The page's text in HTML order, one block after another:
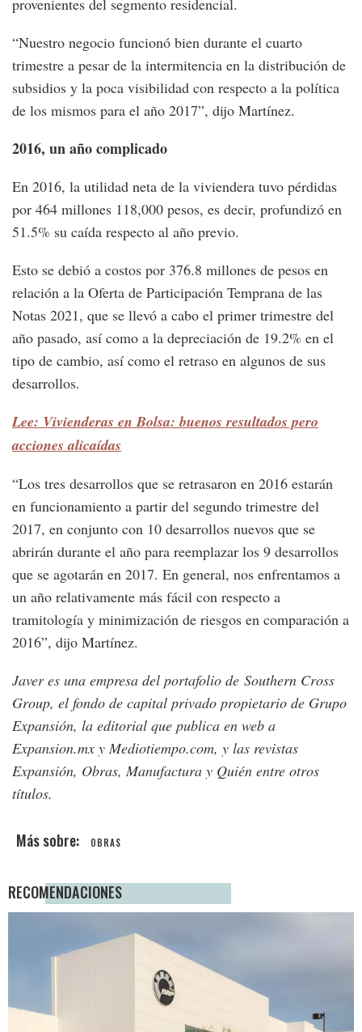
provenientes del segmento residencial.
“Nuestro negocio funcionó bien durante el cuarto
trimestre a pesar de la intermitencia en la distribución de
subsidios y la poca visibilidad con respecto a la política
de los mismos para el año 2017”, dijo Martínez.
2016, un año complicado
En 2016, la utilidad neta de la viviendera tuvo pérdidas
por 464 millones 118,000 pesos, es decir, profundizó en
51.5% su caída respecto al año previo.
Esto se debió a costos por 376.8 millones de pesos en
relación a la Oferta de Participación Temprana de las
Notas 2021, que se llevó a cabo el primer trimestre del
año pasado, así como a la depreciación de 19.2% en el
tipo de cambio, así como el retraso en algunos de sus
desarrollos.
Lee: Vivienderas en Bolsa: buenos resultados pero
acciones alicaídas
“Los tres desarrollos que se retrasaron en 2016 estarán
en funcionamiento a partir del segundo trimestre del
2017, en conjunto con 10 desarrollos nuevos que se
abrirán durante el año para reemplazar los 9 desarrollos
que se agotarán en 2017. En general, nos enfrentamos a
un año relativamente más fácil con respecto a
tramitología y minimización de riesgos en comparación a
2016”, dijo Martínez.
Javer es una empresa del portafolio de Southern Cross
Group, el fondo de capital privado propietario de Grupo
Expansión, la editorial que publica en web a
Expansion.mx y Mediotiempo.com, y las revistas
Expansión, Obras, Manufactura y Quién entre otros
títulos.
OBRAS
RECOMENDACIONES